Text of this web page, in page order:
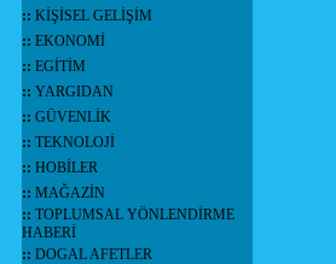
:: KİŞİSEL GELİŞİM
:: EKONOMİ
:: EGİTİM
:: YARGIDAN
:: GÜVENLİK
:: TEKNOLOJİ
:: HOBİLER
:: MAĞAZİN
:: TOPLUMSAL YÖNLENDİRME
HABERİ
:: DOGAL AFETLER